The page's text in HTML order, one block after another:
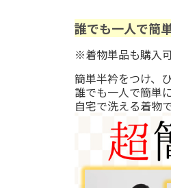
誰でも一人で簡
※着物単品も購入
簡単半衿をつけ、
誰でも一人で簡単
自宅で洗える着物で